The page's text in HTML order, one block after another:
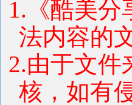
1.《酷美分
法内容的
2.由于文件
核，如有